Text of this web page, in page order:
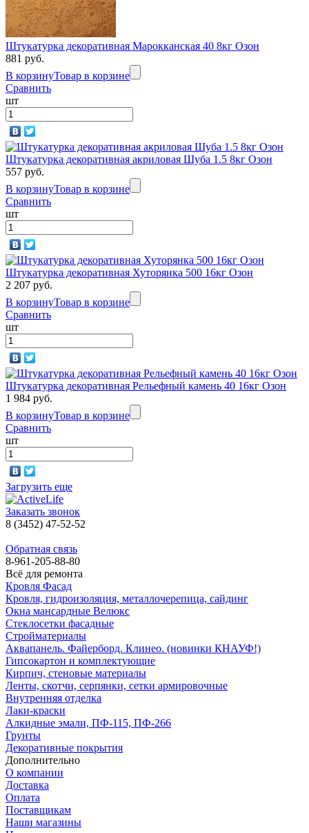
Штукатурка декоративная Марокканская 40 8кг Озон
881 руб.
В корзинуТовар в корзине
Сравнить
шт
Штукатурка декоративная акриловая Шуба 1.5 8кг Озон
557 руб.
В корзинуТовар в корзине
Сравнить
шт
Штукатурка декоративная Хуторянка 500 16кг Озон
2 207 руб.
В корзинуТовар в корзине
Сравнить
шт
Штукатурка декоративная Рельефный камень 40 16кг Озон
1 984 руб.
В корзинуТовар в корзине
Сравнить
шт
Загрузить еще
Заказать звонок
8 (3452) 47-52-52
Обратная связь
8-961-205-88-80
Всё для ремонта
Кровля Фасад
Кровля, гидроизоляция, металлочерепица, сайдинг
Окна мансардные Велюкс
Стеклосетки фасадные
Стройматериалы
Аквапанель. Файерборд. Клинео. (новинки КНАУФ!)
Гипсокартон и комплектующие
Кирпич, стеновые материалы
Ленты, скотчи, серпянки, сетки армировочные
Внутренняя отделка
Лаки-краски
Алкидные эмали, ПФ-115, ПФ-266
Грунты
Декоративные покрытия
Дополнительно
О компании
Доставка
Оплата
Поставщикам
Наши магазины